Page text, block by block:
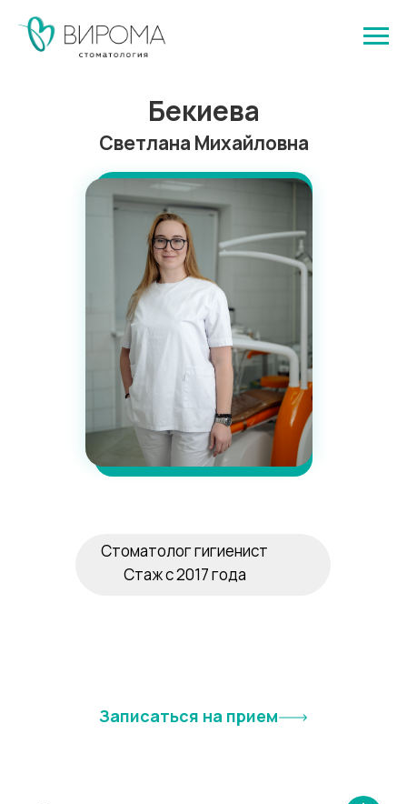
Стоматолог гигиенист
Стаж с 2017 года
Записаться на прием
Светлана Михайловна
Бекиева